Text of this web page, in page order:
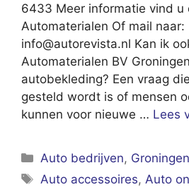
6433 Meer informatie vind u
Automaterialen Of mail naar:
info@autorevista.nl Kan ik
Automaterialen BV
autobekleding? Een vraag
gesteld wordt is of mensen
kunnen voor nieuwe … Lees
Categorieën
Auto bedrijven, Groningen
Tags
Auto accessoires, Auto